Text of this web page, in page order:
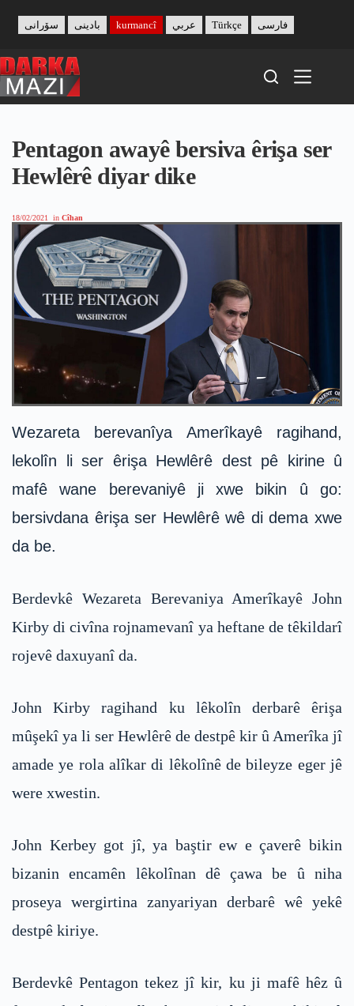
content
بادینی سۆرانی kurmancî عربي Türkçe فارسی
Pentagon awayê bersiva êrişa ser
Hewlêrê diyar dike
18/02/2021 in Cîhan
Wezareta berevanîya Amerîkayê ragihand,
lekolîn li ser êrişa Hewlêrê dest pê kirine û
mafê wane berevaniyê ji xwe bikin û go:
bersivdana êrişa ser Hewlêrê wê di dema xwe
da be.
Berdevkê Wezareta Berevaniya Amerîkayê John
Kirby di civîna rojnamevanî ya heftane de têkildarî
rojevê daxuyanî da.
John Kirby ragihand ku lêkolîn derbarê êrişa
mûşekî ya li ser Hewlêrê de destpê kir û Amerîka jî
amade ye rola alîkar di lêkolînê de bileyze eger jê
were xwestin.
John Kerbey got jî, ya baştir ew e çaverê bikin
bizanin encamên lêkolînan dê çawa be û niha
proseya wergirtina zanyariyan derbarê wê yekê
destpê kiriye.
Berdevkê Pentagon tekez jî kir, ku ji mafê hêz û